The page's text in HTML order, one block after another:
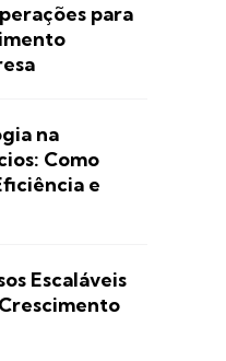
para
na
Como
e
Escaláveis